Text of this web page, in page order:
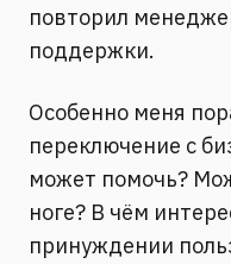
повторил
поддержки.
Особенно меня
переключение с
может помочь?
ноге? В чём
принуждении